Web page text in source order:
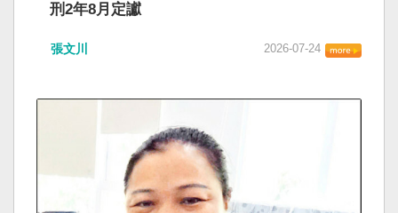
刑2年8月定讞
張文川 2026-07-24